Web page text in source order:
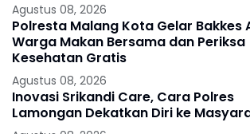
Agustus 08, 2026
Polresta Malang Kota Gelar Bakkes
Warga Makan Bersama dan Periksa
Kesehatan Gratis
Agustus 08, 2026
Inovasi Srikandi Care, Cara Polres
Lamongan Dekatkan Diri ke